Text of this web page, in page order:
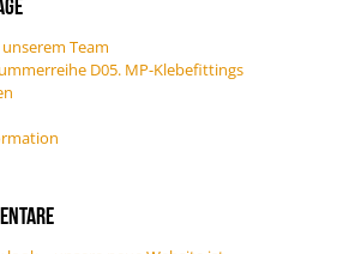
Team
D05. MP-Klebefittings